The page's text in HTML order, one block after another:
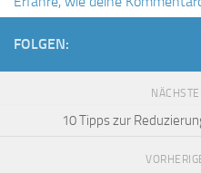
FOLGEN:
10 Tipps zur